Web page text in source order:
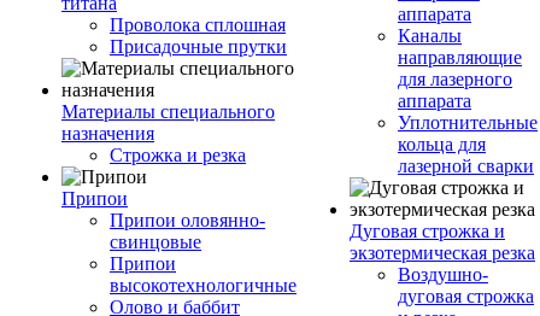
Проволока сплошная
Присадочные прутки
Материалы специального
назначения
Строжка и резка
Припои
Припои оловянно-
свинцовые
Припои
высокотехнологичные
Олово и баббит
аппарата
Каналы
направляющие
для лазерного
аппарата
Уплотнительные
кольца для
лазерной сварки
Дуговая строжка и
экзотермическая резка
Воздушно-
дуговая строжка